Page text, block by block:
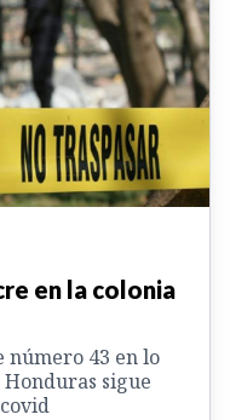
en la colonia
número 43 en lo
Honduras sigue